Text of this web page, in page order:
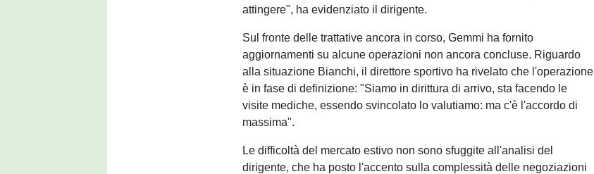
attingere", ha evidenziato il dirigente.
Sul fronte delle trattative ancora in corso, Gemmi ha fornito
aggiornamenti su alcune operazioni non ancora concluse. Riguardo
alla situazione Bianchi, il direttore sportivo ha rivelato che l'operazione
è in fase di definizione: "Siamo in dirittura di arrivo, sta facendo le
visite mediche, essendo svincolato lo valutiamo: ma c'è l'accordo di
massima".
Le difficoltà del mercato estivo non sono sfuggite all'analisi del
dirigente, che ha posto l'accento sulla complessità delle negoziazioni